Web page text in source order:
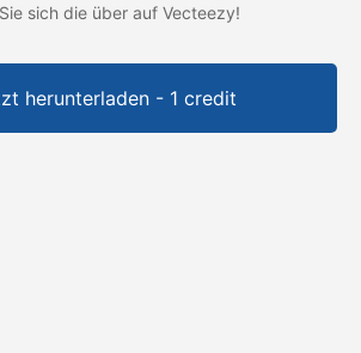
sich die über auf Vecteezy!
herunterladen - 1 credit